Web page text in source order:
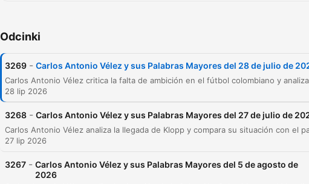
00:25:25 El posible futuro de Lucho en Al-Hilal
00:28:52
Rumores de transferencias: Lucumí y Juanfer
Kliknij rozdział, aby przejść bezpośrednio do tego momentu
Najważniejsze momenty
Pues bien, en el fútbol aparecieron los defensores de
Odcinki
3269 - Carlos Antonio Vélez y sus Palabras Mayores del 28 de julio de
28 lip 2026
3268 - Carlos Antonio Vélez y sus Palabras Mayores del 27 de julio de
27 lip 2026
3267 - Carlos Antonio Vélez y sus Palabras Mayores del 5 de agosto de
2026